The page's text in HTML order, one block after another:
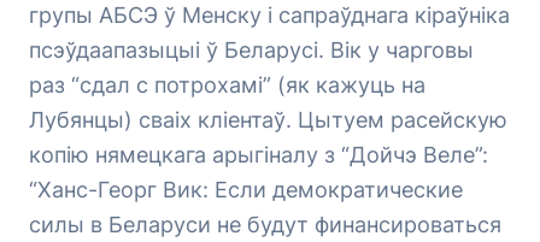
групы АБСЭ ў Менску і сапраўднага кіраўніка
псэўдаапазыцыі ў Беларусі. Вік у чарговы
раз “сдал с потрохамі” (як кажуць на
Лубянцы) сваіх кліентаў. Цытуем расейскую
копію нямецкага арыгіналу з “Дойчэ Веле”:
“Ханс-Георг Вик: Если демократические
силы в Беларуси не будут финансироваться